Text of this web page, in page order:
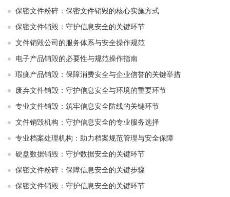
保密文件粉碎：保密文件销毁的核心实施方式
保密文件销毁：守护信息安全的关键环节
文件销毁公司的服务体系与安全操作规范
电子产品销毁的必要性与规范操作指南
瑕疵产品销毁：保障消费安全与企业信誉的关键举措
废弃文件销毁：守护信息安全与环境的重要环节
专业文件销毁：筑牢信息安全防线的关键环节
文件销毁机构：守护信息安全的专业服务选择
专业档案处理机构：助力档案规范管理与安全保障
硬盘数据销毁：守护数据安全的关键环节
保密文件粉碎：保障信息安全的关键步骤
保密文件销毁：守护信息安全的关键环节